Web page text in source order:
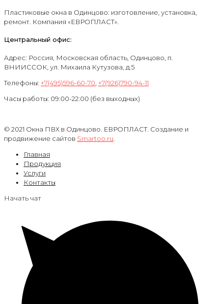
Пластиковые окна в Одинцово: изготовление, установка,
ремонт. Компания «ЕВРОПЛАСТ».
Центральный офис:
Адрес: Россия, Московская область, Одинцово, п.
ВНИИССОК, ул. Михаила Кутузова, д.5
Телефоны: +7(495)596-60-70 +7(926)790-94-11
Часы работы: 09:00-22:00 (без выходных)
© 2021 Окна ПВХ в Одинцово. ЕВРОПЛАСТ. Создание и
продвижение сайтов Smartoo.ru
Главная
Продукция
Услуги
Контакты
Начать чат